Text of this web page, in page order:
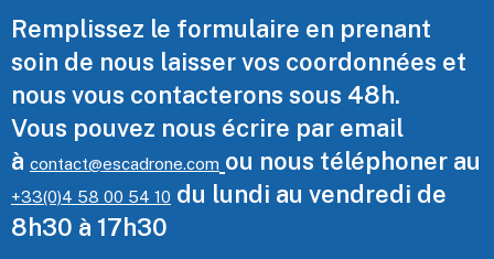
Remplissez le formulaire en prenant
soin de nous laisser vos coordonnées et
nous vous contacterons sous 48h.
Vous pouvez nous écrire par email
à contact@escadrone.com ou nous téléphoner au
+33(0)4 58 00 54 10 du lundi au vendredi de
8h30 à 17h30